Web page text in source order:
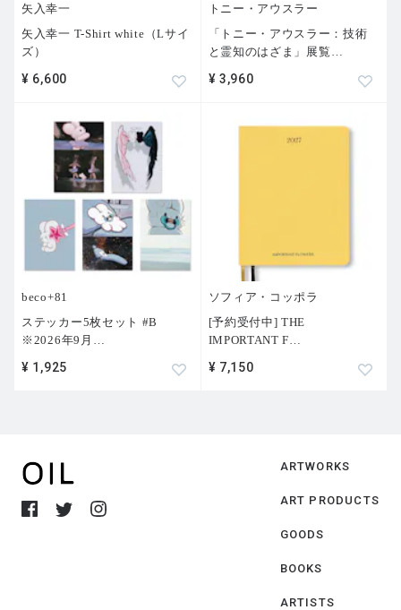
矢入幸一
矢入幸一 T-Shirt white（Lサイ
ズ）
¥ 6,600
トニー・アウスラー
「トニー・アウスラー：技術
と霊知のはざま」展覧
¥ 3,960
beco+81
ステッカー5枚セット #B
※2026年9月 …
¥ 1,925
ソフィア・コッポラ
[予約受付中] THE
IMPORTANT F…
¥ 7,150
ARTWORKS
ART PRODUCTS
GOODS
BOOKS
ARTISTS